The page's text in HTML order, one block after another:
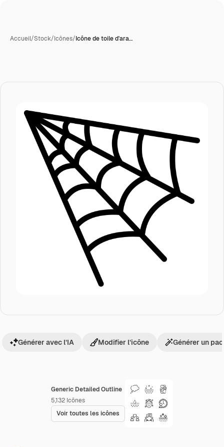
Accueil/Stock/Icônes/Icône de toile d'ara…
Generic Detailed Outline
5,132 Icônes
Voir toutes les icônes
Générer avec l’IA Modifier l’icône Générer un